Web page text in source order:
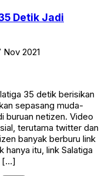
Detik Jadi
2021
35 detik berisikan
sepasang muda-
buruan netizen. Video
terutama twitter dan
banyak berburu link
hanya itu, link Salatiga
[…]